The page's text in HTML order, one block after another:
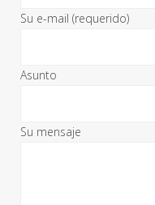
Su e-mail (requerido)
Asunto
Su mensaje